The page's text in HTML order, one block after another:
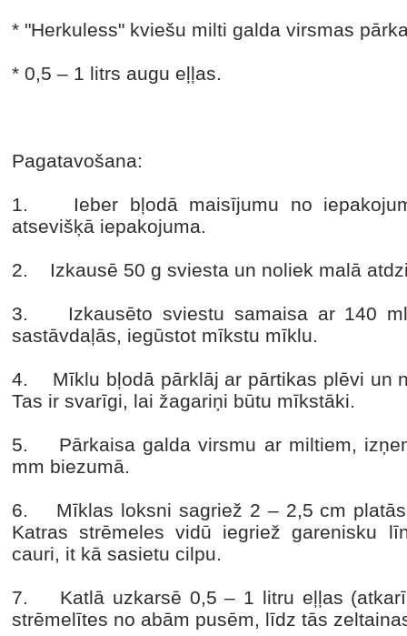
* "Herkuless" kviešu milti galda virsmas
* 0,5 – 1 litrs augu eļļas.
Pagatavošana:
1. Ieber bļodā maisījumu no
atsevišķā iepakojuma.
2. Izkausē 50 g sviesta un noliek malā
3. Izkausēto sviestu samaisa ar 140
sastāvdaļās, iegūstot mīkstu mīklu.
4. Mīklu bļodā pārklāj ar pārtikas plēvi un
Tas ir svarīgi, lai žagariņi būtu mīkstāki.
5. Pārkaisa galda virsmu ar miltiem,
mm biezumā.
6. Mīklas loksni sagriež 2 – 2,5 cm
Katras strēmeles vidū iegriež garenisku
cauri, it kā sasietu cilpu.
7. Katlā uzkarsē 0,5 – 1 litru eļļas
strēmelītes no abām pusēm, līdz tās